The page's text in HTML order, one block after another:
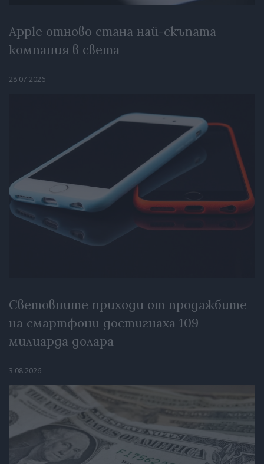
Apple отново стана най-скъпата
компания в света
28.07.2026
Световните приходи от продажбите
на смартфони достигнаха 109
милиарда долара
3.08.2026